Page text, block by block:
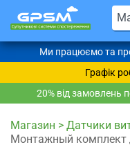
Ми працюємо та
Графік
20% від замовлень
Магазин > Датчики